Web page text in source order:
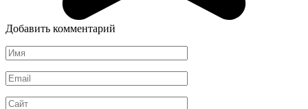
Добавить комментарий
Имя
*
Email
*
Сайт